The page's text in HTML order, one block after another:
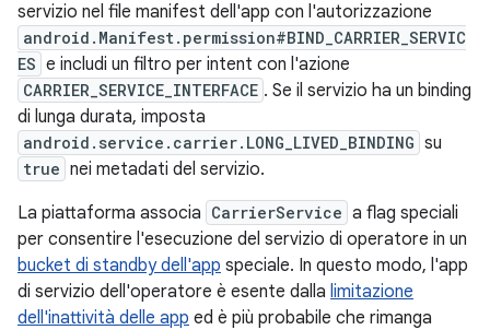
servizio nel file manifest dell'app con l'autorizzazione
android.Manifest.permission#BIND_CARRIER_SERVIC
ES e includi un filtro per intent con l'azione
CARRIER_SERVICE_INTERFACE . Se il servizio ha un binding
di lunga durata, imposta
android.service.carrier.LONG_LIVED_BINDING su
true nei metadati del servizio.
La piattaforma associa CarrierService a flag speciali
per consentire l'esecuzione del servizio di operatore in un
bucket di standby dell'app speciale. In questo modo, l'app
di servizio dell'operatore è esente dalla limitazione
dell'inattività delle app ed è più probabile che rimanga